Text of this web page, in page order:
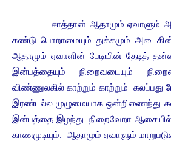
சாத்தான் ஆதாமும் ஏவாளும்
கண்டு பொறாமையும் துக்கமும்
ஆதாமும் ஏவாளின் பேடியின் தேடித்
இன்பத்தையும் நிறைவடையும்
விண்ணுலகில் காற்றும் காற்றும்
இரண்டல்ல முழுமையாக ஒன்றிணைந்து
இன்பத்தை இழந்து நிறைவேறா ஆசையில்
காணமுடியும். ஆதாமும் ஏவாளும்